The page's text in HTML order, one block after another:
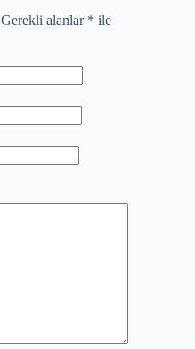
Gerekli alanlar * ile